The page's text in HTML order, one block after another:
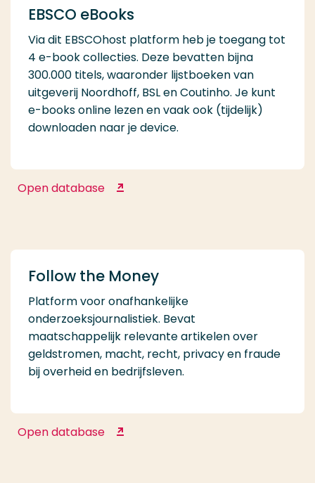
EBSCO eBooks
Via dit EBSCOhost platform heb je toegang tot
4 e-book collecties. Deze bevatten bijna
300.000 titels, waaronder lijstboeken van
uitgeverij Noordhoff, BSL en Coutinho. Je kunt
e-books online lezen en vaak ook (tijdelijk)
downloaden naar je device.
Open database EBSCO eBooks
Follow the Money
Platform voor onafhankelijke
onderzoeksjournalistiek. Bevat
maatschappelijk relevante artikelen over
geldstromen, macht, recht, privacy en fraude
bij overheid en bedrijfsleven.
Open database Follow the Money